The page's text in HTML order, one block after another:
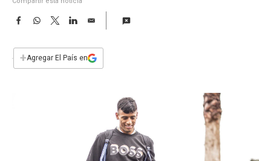
F
e
b
W
s
T
w
t
L
E
i
l
+Agregar El País en